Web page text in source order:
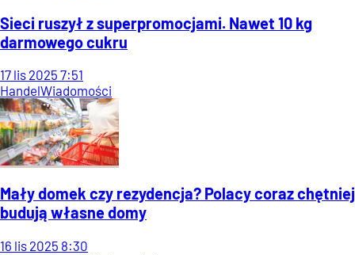
Sieci ruszył z superpromocjami. Nawet 10 kg
darmowego cukru
17 lis 2025 7:51
HandelWiadomości
Mały domek czy rezydencja? Polacy coraz chętniej
budują własne domy
16 lis 2025 8:30